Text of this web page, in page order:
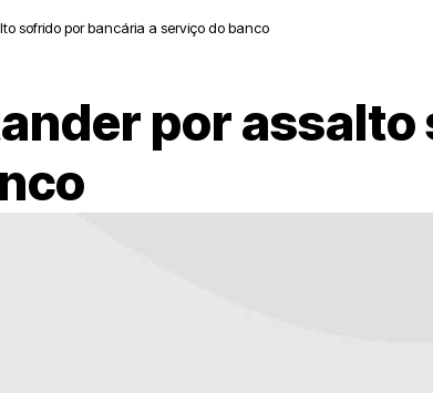
sofrido por bancária a serviço do banco
por